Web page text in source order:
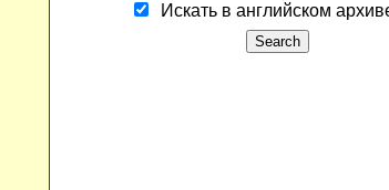
Искать в английском